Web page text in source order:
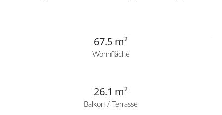
Wohnfläche
67.5 m²
Balkon / Terrasse
26.1 m²